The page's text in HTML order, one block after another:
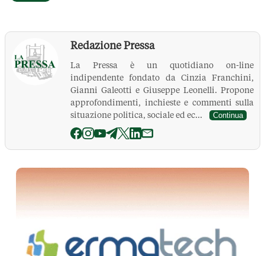
Redazione Pressa
La Pressa è un quotidiano on-line
indipendente fondato da Cinzia Franchini,
Gianni Galeotti e Giuseppe Leonelli. Propone
approfondimenti, inchieste e commenti sulla
situazione politica, sociale ed ec...
Continua
La Pressa